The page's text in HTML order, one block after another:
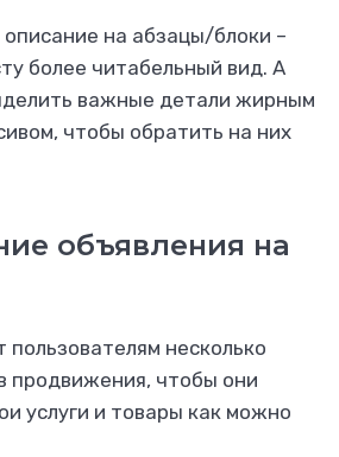
на абзацы/блоки –
более читабельный вид. А
важные детали жирным
чтобы обратить на них
объявления на
пользователям несколько
продвижения, чтобы они
услуги и товары как можно